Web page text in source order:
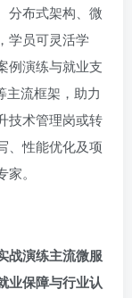
分布式架构、微
学员可灵活学
例演练与就业支
主流框架，助力
技术管理岗或转
、性能优化及项
。
战演练主流微服
业保障与行业认